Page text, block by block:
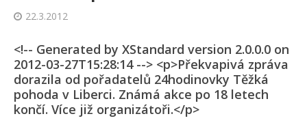
22.3.2012
<!-- Generated by XStandard version 2.0.0.0 on
2012-03-27T15:28:14 --> <p>Překvapivá zpráva
dorazila od pořadatelů 24hodinovky Těžká
pohoda v Liberci. Známá akce po 18 letech
končí. Více již organizátoři.</p>